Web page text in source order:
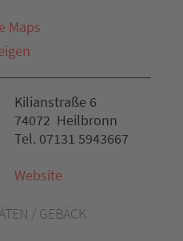
Maps
/ GEBÄCK
Kilianstraße 6
74072 Heilbronn
Tel. 07131 5943667
Website